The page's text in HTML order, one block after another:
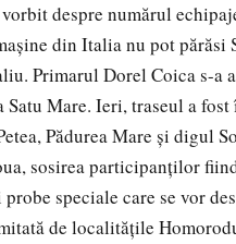
despre numărul
din Italia nu pot părăsi
Primarul Dorel Coica s-a
Mare. Ieri, traseul a
Pădurea Mare şi digul
sosirea participanţilor
speciale care se vor
de localităţile